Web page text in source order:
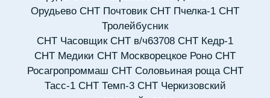
Орудьево СНТ Почтовик СНТ Пчелка-1 СНТ
Тролейбусник
СНТ Часовщик СНТ в/ч63708 СНТ Кедр-1
СНТ Медики СНТ Москворецкое Роно СНТ
Росагропроммаш СНТ Соловьиная роща СНТ
Тасс-1 СНТ Темп-3 СНТ Черкизовский